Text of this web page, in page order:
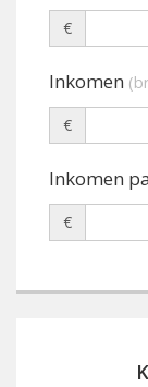
€
Inkomen
€
Inkomen
€